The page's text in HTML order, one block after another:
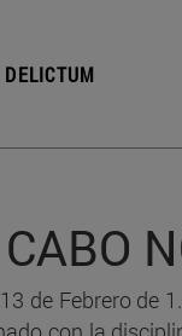
DELICTUM
C.81 -
Exceso
C.82 -
de Febrero de